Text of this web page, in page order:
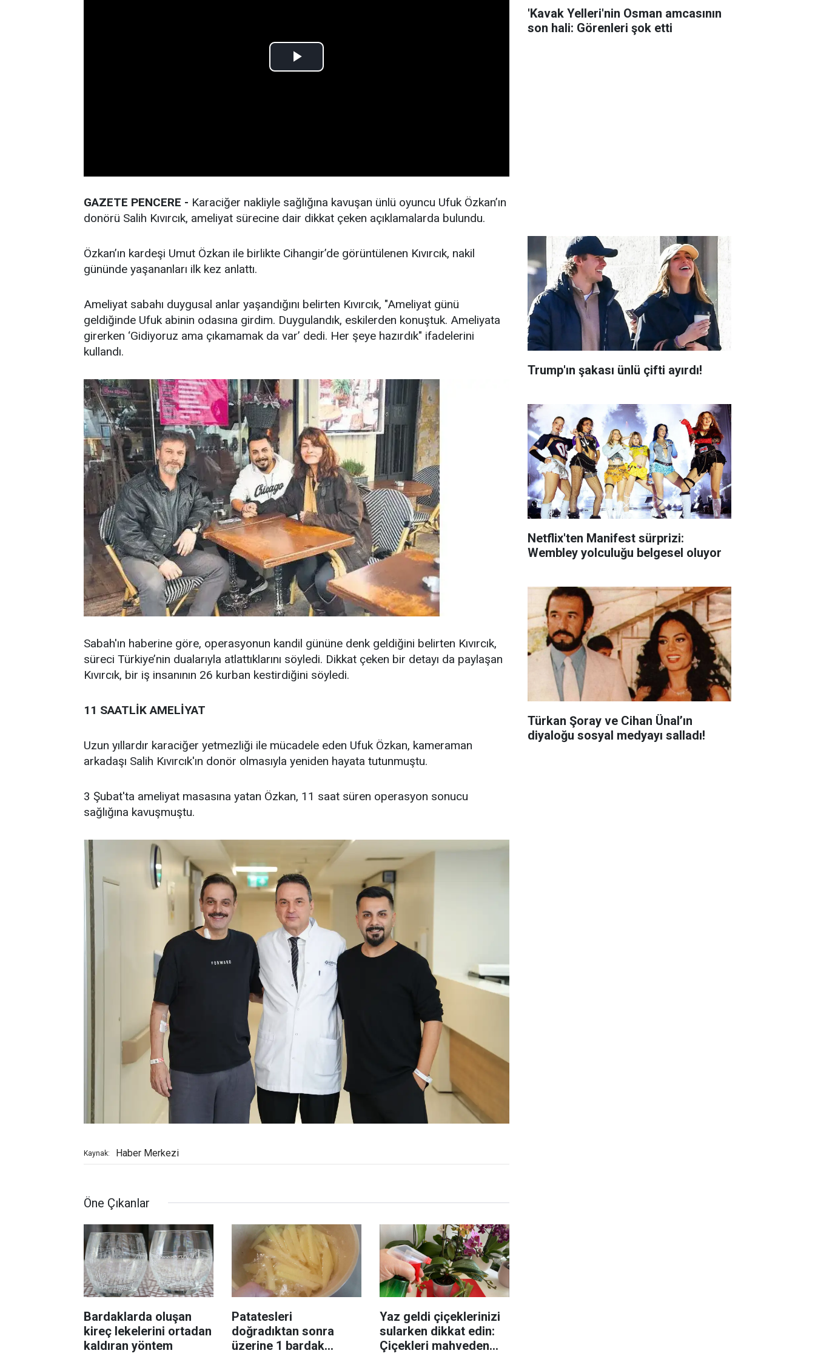
GAZETE PENCERE - Karaciğer nakliyle sağlığına kavuşan ünlü oyuncu Ufuk Özkan’ın
donörü Salih Kıvırcık, ameliyat sürecine dair dikkat çeken açıklamalarda bulundu.
Özkan’ın kardeşi Umut Özkan ile birlikte Cihangir’de görüntülenen Kıvırcık, nakil
gününde yaşananları ilk kez anlattı.
Ameliyat sabahı duygusal anlar yaşandığını belirten Kıvırcık, "Ameliyat günü
geldiğinde Ufuk abinin odasına girdim. Duygulandık, eskilerden konuştuk. Ameliyata
girerken ‘Gidiyoruz ama çıkamamak da var’ dedi. Her şeye hazırdık" ifadelerini
kullandı.
Sabah'ın haberine göre, operasyonun kandil gününe denk geldiğini belirten Kıvırcık,
süreci Türkiye’nin dualarıyla atlattıklarını söyledi. Dikkat çeken bir detayı da paylaşan
Kıvırcık, bir iş insanının 26 kurban kestirdiğini söyledi.
11 SAATLİK AMELİYAT
Uzun yıllardır karaciğer yetmezliği ile mücadele eden Ufuk Özkan, kameraman
arkadaşı Salih Kıvırcık'ın donör olmasıyla yeniden hayata tutunmuştu.
3 Şubat'ta ameliyat masasına yatan Özkan, 11 saat süren operasyon sonucu
sağlığına kavuşmuştu.
Kaynak: Haber Merkezi
Öne Çıkanlar
Bardaklarda oluşan
kireç lekelerini ortadan
kaldıran yöntem
Patatesleri
doğradıktan sonra
üzerine 1 bardak
Yaz geldi çiçeklerinizi
sularken dikkat edin:
Çiçekleri mahveden
'Kavak Yelleri'nin Osman amcasının
son hali: Görenleri şok etti
Trump'ın şakası ünlü çifti ayırdı!
Netflix'ten Manifest sürprizi:
Wembley yolculuğu belgesel oluyor
Türkan Şoray ve Cihan Ünal’ın
diyaloğu sosyal medyayı salladı!